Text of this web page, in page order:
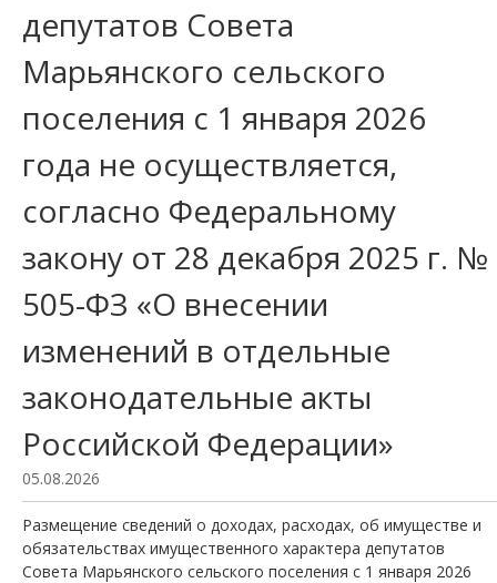
депутатов Совета
Марьянского сельского
поселения с 1 января 2026
года не осуществляется,
согласно Федеральному
закону от 28 декабря 2025 г. №
505-ФЗ «О внесении
изменений в отдельные
законодательные акты
Российской Федерации»
05.08.2026
Размещение сведений о доходах, расходах, об имуществе и
обязательствах имущественного характера депутатов
Совета Марьянского сельского поселения с 1 января 2026